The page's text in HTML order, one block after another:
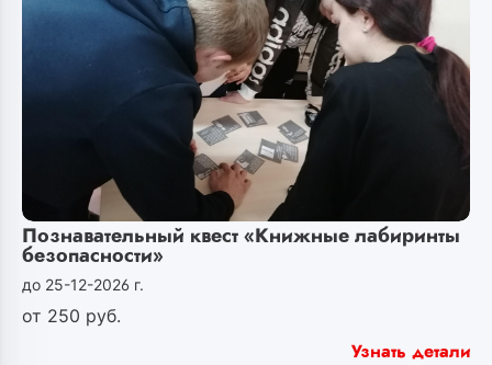
Познавательный квест «Книжные лабиринты
безопасности»
до 25-12-2026 г.
от 250 руб.
Узнать детали